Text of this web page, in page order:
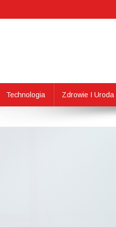
Technologia Zdrowie I Uroda